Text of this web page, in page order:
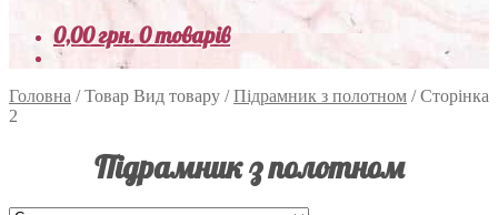
0,00грн.0 товарів
Головна /Товар Вид товару /Підрамник з полотном /Сторінка
2
Підрамник з полотном